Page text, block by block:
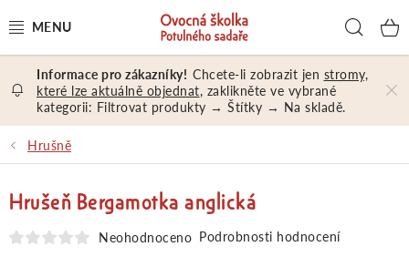
na
OVOCNÉ STROMY A KEŘE
NÁŘADÍ A MATERIÁL
PORADENSTVÍ
Chcete-li zobrazit jen stromy,
které lze aktuálně objednat, zaklikněte ve vybrané
kategorii: Filtrovat produkty → Štítky → Na skladě.
Hrušně
Hrušeň Bergamotka anglická
Neohodnoceno Podrobnosti hodnocení